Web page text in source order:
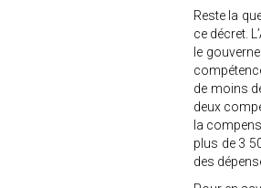
Reste la
ce décret.
le
de moins
deux
la
plus de 3
des